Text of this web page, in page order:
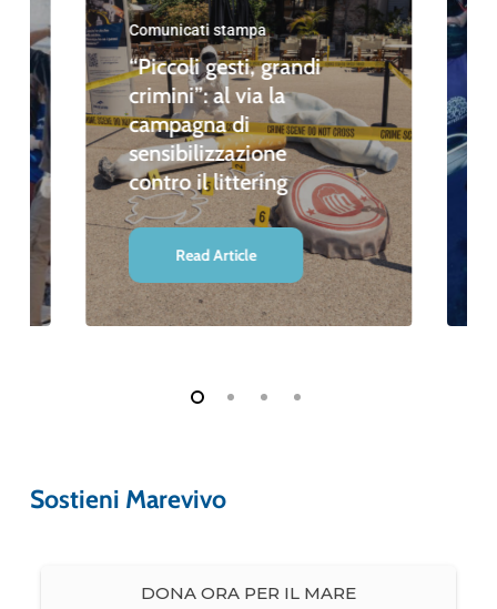
Comunicati stampa
“Piccoli gesti, grandi
crimini”: al via la
campagna di
sensibilizzazione
contro il littering
Read Article
Sostieni Marevivo